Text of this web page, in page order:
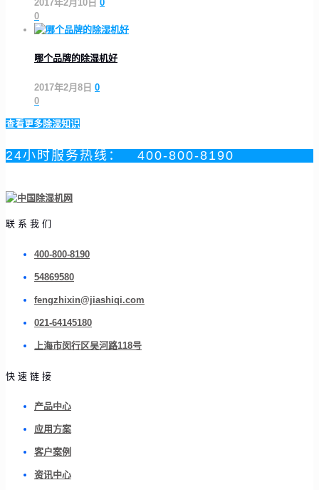
2017年2月10日 0
0
哪个品牌的除湿机好
2017年2月8日 0
0
查看更多除湿知识
24小时服务热线： 400-800-8190
联系我们
400-800-8190
54869580
fengzhixin@jiashiqi.com
021-64145180
上海市闵行区吴河路118号
快速链接
产品中心
应用方案
客户案例
资讯中心